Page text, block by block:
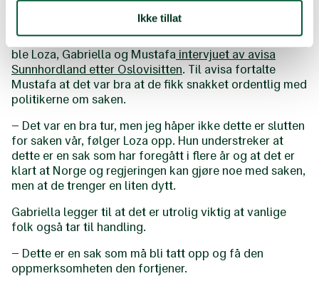
Ikke tillat
Myndighetene trenger en dytt
I tillegg til å skape stort engasjement blant politikerne
ble Loza, Gabriella og Mustafa intervjuet av avisa
Sunnhordland etter Oslovisitten. Til avisa fortalte
Mustafa at det var bra at de fikk snakket ordentlig med
politikerne om saken.
– Det var en bra tur, men jeg håper ikke dette er slutten
for saken vår, følger Loza opp. Hun understreker at
dette er en sak som har foregått i flere år og at det er
klart at Norge og regjeringen kan gjøre noe med saken,
men at de trenger en liten dytt.
Gabriella legger til at det er utrolig viktig at vanlige
folk også tar til handling.
– Dette er en sak som må bli tatt opp og få den
oppmerksomheten den fortjener.